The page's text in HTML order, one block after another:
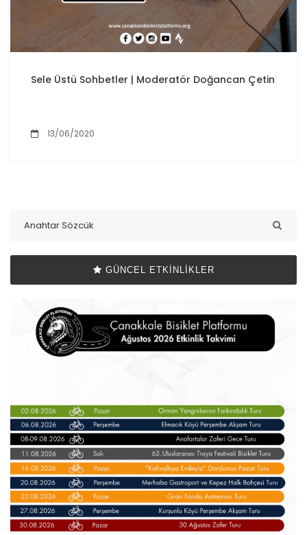
Sele Üstü Sohbetler | Moderatör Doğancan Çetin
13/06/2020
GÜNCEL ETKINLIKLER